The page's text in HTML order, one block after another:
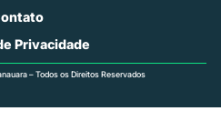
Privacidade
– Todos os Direitos Reservados